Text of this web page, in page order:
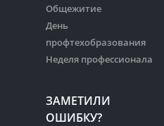
Общежитие
День
профтехобразования
Неделя профессионала
ЗАМЕТИЛИ
ОШИБКУ?